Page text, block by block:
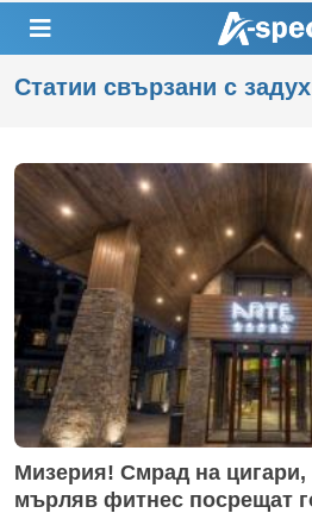
Статии свързани с задух
Мизерия! Смрад на цигари,
мърляв фитнес посрещат